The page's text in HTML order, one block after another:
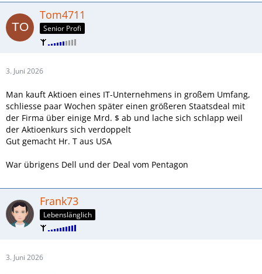
Tom4711
Senior Profi
3. Juni 2026
Man kauft Aktioen eines IT-Unternehmens in großem Umfang,
schliesse paar Wochen später einen größeren Staatsdeal mit
der Firma über einige Mrd. $ ab und lache sich schlapp weil
der Aktioenkurs sich verdoppelt
Gut gemacht Hr. T aus USA
War übrigens Dell und der Deal vom Pentagon
Frank73
Lebenslänglich
3. Juni 2026